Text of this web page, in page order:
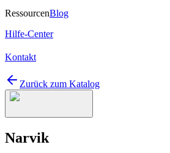
RessourcenBlog
Hilfe-Center
Kontakt
Zurück zum Katalog
Narvik